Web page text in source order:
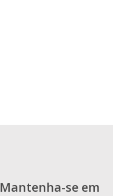
Mantenha-se em